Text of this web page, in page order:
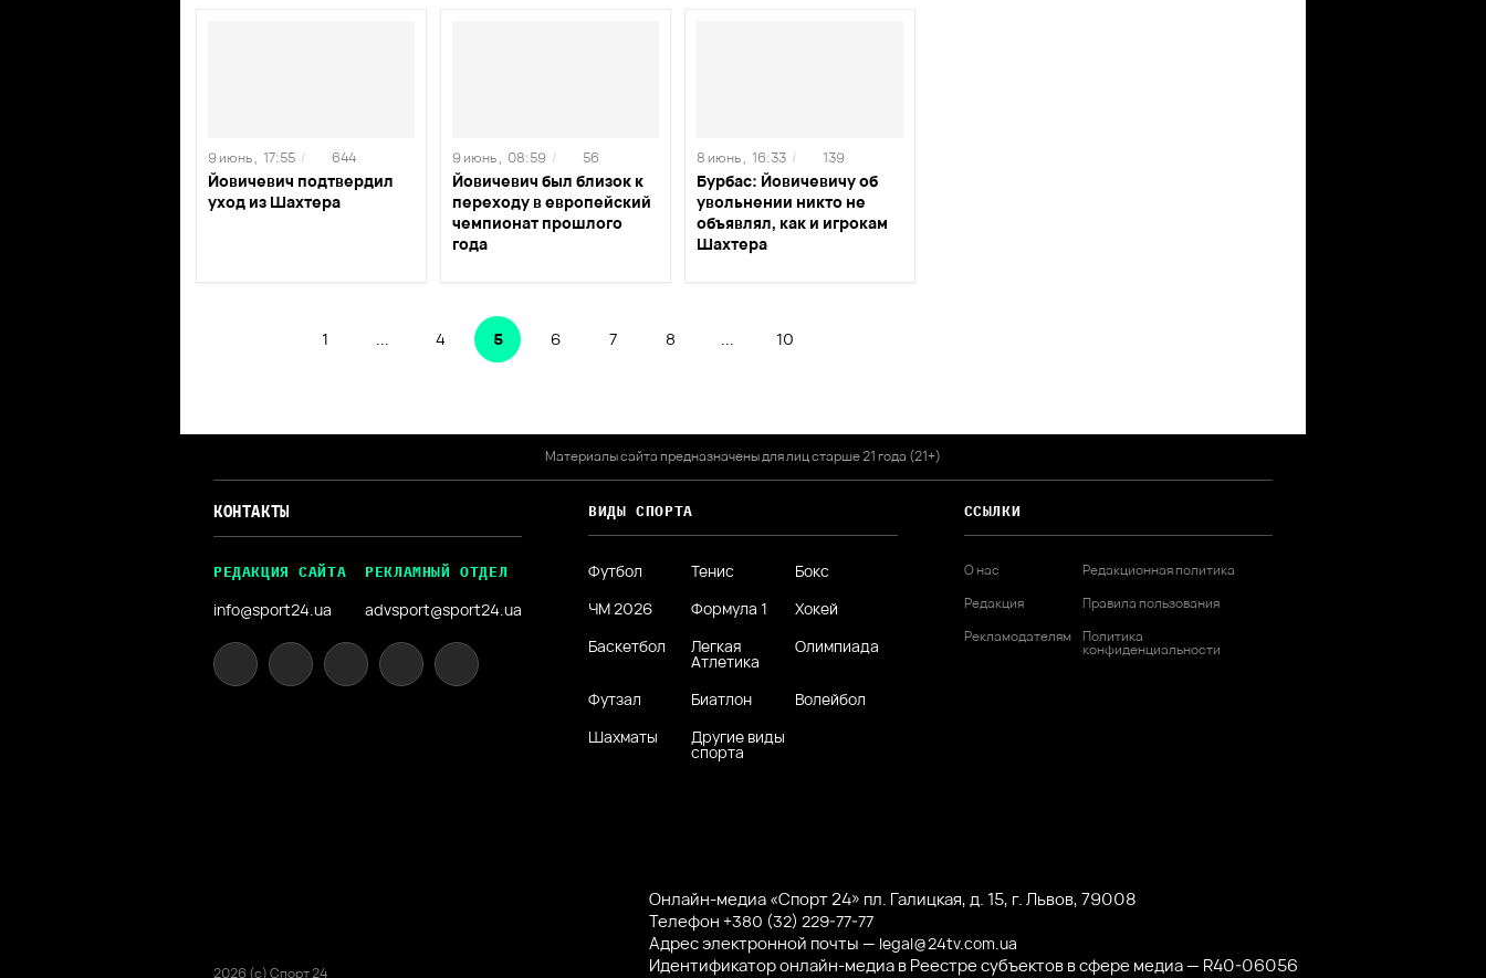
Йовичевич подтвердил
уход из Шахтера
9 июнь , 17:55 / 644
Йовичевич был близок к
переходу в европейский
чемпионат прошлого
года
9 июнь , 08:59 / 56
Бурбас: Йовичевичу об
увольнении никто не
объявлял, как и игрокам
Шахтера
8 июнь , 16:33 / 139
1 4 5 6 7 8 10
Материалы сайта предназначены для лиц старше 21 года (21+)
КОНТАКТЫ
РЕДАКЦИЯ САЙТА
info@sport24.ua
РЕКЛАМНЫЙ ОТДЕЛ
advsport@sport24.ua
ВИДЫ СПОРТА
Футбол Тенис
Бокс
ЧМ 2026
Формула 1
Хокей
Баскетбол
Легкая
Атлетика
Олимпиада
Футзал Биатлон
Волейбол
Шахматы
Другие виды
спорта
ССЫЛКИ
О нас
Редакция
Рекламодателям
Редакционная политика
Правила пользования
Политика
конфиденциальности
2026 (с) Спорт 24
Онлайн-медиа «Спорт 24» пл. Галицкая, д. 15, г. Львов, 79008
Телефон+380 (32) 229-77-77
Адрес электронной почты — legal@24tv.com.ua
Идентификатор онлайн-медиа в Реестре субъектов в сфере медиа — R40-06056